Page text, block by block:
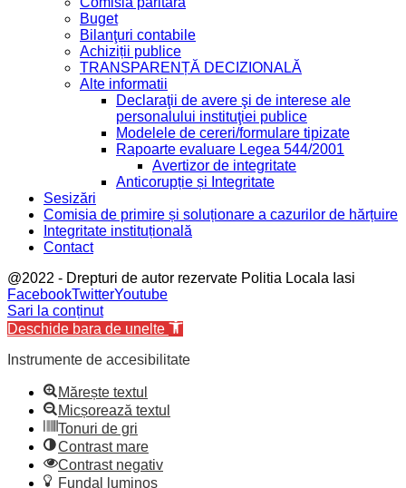
Buget
Bilanţuri contabile
Achiziții publice
TRANSPARENȚĂ DECIZIONALĂ
Alte informatii
Declaraţii de avere şi de interese ale
personalului instituţiei publice
Modelele de cereri/formulare tipizate
Rapoarte evaluare Legea 544/2001
Avertizor de integritate
Anticorupție și Integritate
Sesizări
Comisia de primire și soluționare a cazurilor de hărțuire
Integritate instituțională
Contact
@2022 - Drepturi de autor rezervate Politia Locala Iasi
FacebookTwitterYoutube
Sari la conținut
Deschide bara de unelte
Instrumente de accesibilitate
Mărește textul
Micșorează textul
Tonuri de gri
Contrast mare
Contrast negativ
Fundal luminos